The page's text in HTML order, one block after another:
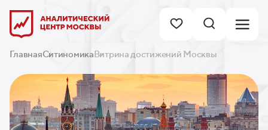
ГлавнаяСитиномикаВитрина достижений Москвы